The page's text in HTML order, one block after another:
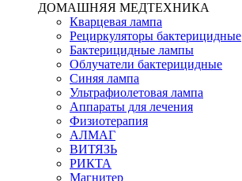
ДОМАШНЯЯ МЕДТЕХНИКА
Кварцевая лампа
Рециркуляторы бактерицидные
Бактерицидные лампы
Облучатели бактерицидные
Синяя лампа
Ультрафиолетовая лампа
Аппараты для лечения
Физиотерапия
АЛМАГ
ВИТЯЗЬ
РИКТА
Магнитер